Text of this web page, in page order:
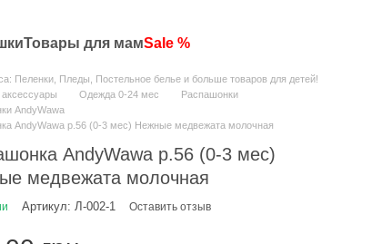
Товары для мамSale %
Пеленки, Пледы, Постельное белье и больше товаров для детей!
Одежда 0-24 мес
Распашонки
AndyWawa
AndyWawa р.56 (0-3 мес) Нежные медвежата молочная
AndyWawa р.56 (0-3 мес)
медвежата молочная
Артикул: Л-002-1 Оставить отзыв